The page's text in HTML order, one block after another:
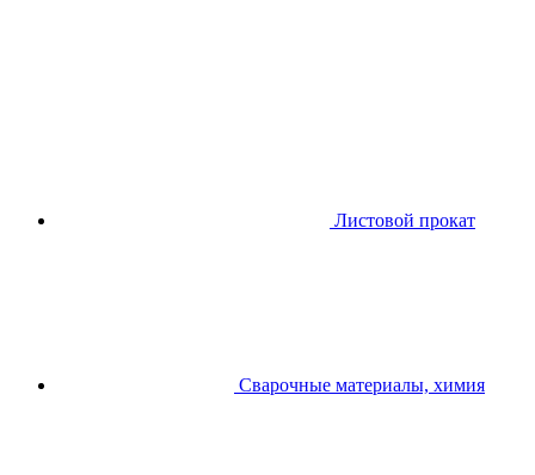
Листовой прокат
Сварочные материалы, химия